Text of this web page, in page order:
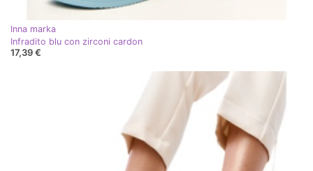
Inna marka
Infradito blu con zirconi cardon
17,39 €